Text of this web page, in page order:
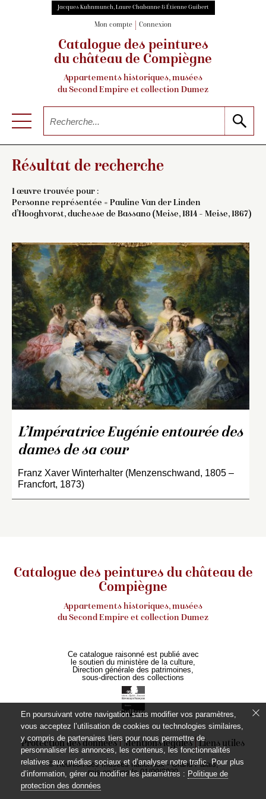
Jacques Kuhnmunch, Laure Chabanne & Étienne Guibert
Mon compte Connexion
Catalogue des peintures
du château de Compiègne
Appartements historiques, musées
du Second Empire et collection Dumez
Résultat de recherche
1 œuvre trouvée pour :
Personne représentée = Pauline Van der Linden
d’Hooghvorst, duchesse de Bassano (Meise, 1814 – Meise, 1867)
L’Impératrice Eugénie entourée des
dames de sa cour
Franz Xaver Winterhalter (Menzenschwand, 1805 –
Francfort, 1873)
Catalogue des peintures du château de
Compiègne
Appartements historiques, musées
du Second Empire et collection Dumez
Ce catalogue raisonné est publié avec
le soutien du ministère de la culture,
Direction générale des patrimoines,
sous-direction des collections
Protection des données Mentions légales Liens utiles
© Réunion des musées nationaux - Grand Palais,
mis en ligne le 01/09/2020
En poursuivant votre navigation sans modifier vos paramètres,
vous acceptez l’utilisation de cookies ou technologies similaires,
y compris de partenaires tiers pour nous permettre de
personnaliser les annonces, les contenus, les fonctionnalités
relatives aux médias sociaux et d’analyser notre trafic. Pour plus
d’information, gérer ou modifier les paramètres : Politique de
protection des données